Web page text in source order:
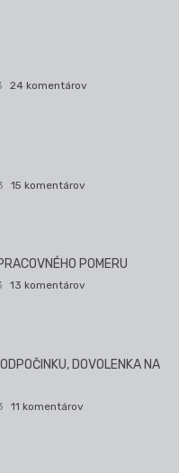
24 komentárov
15 komentárov
POMERU
13 komentárov
DOVOLENKA NA
11 komentárov